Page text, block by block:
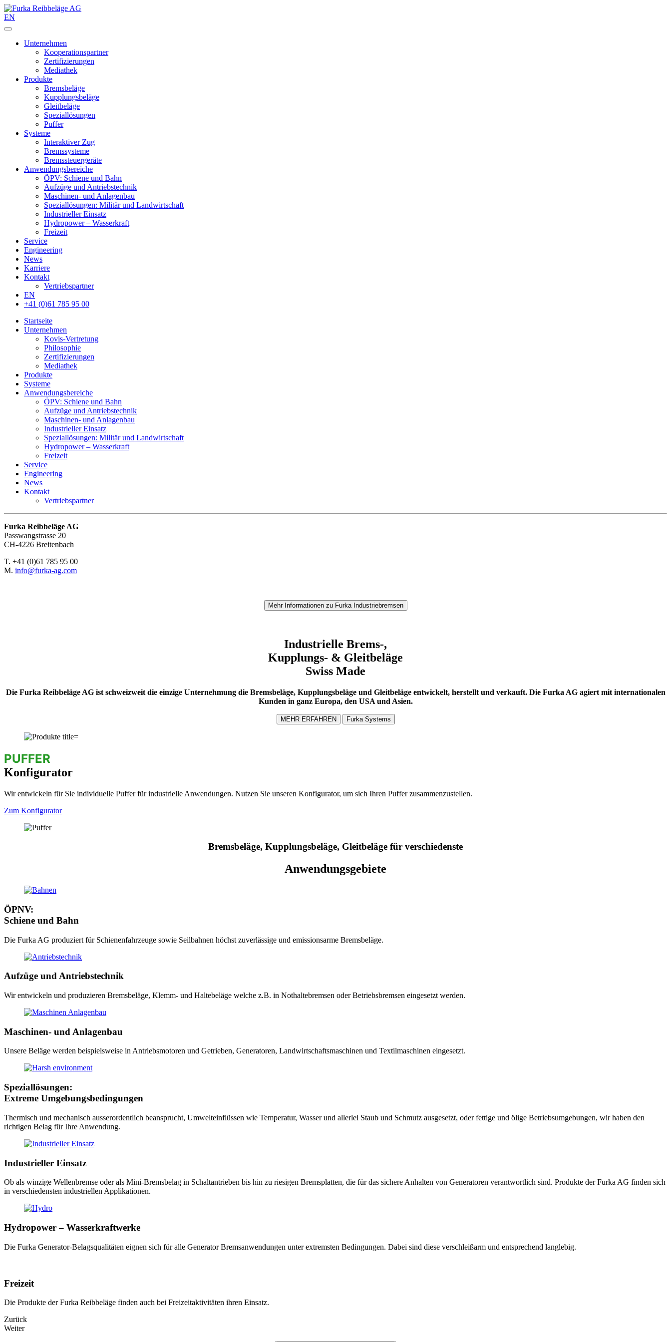
EN
Unternehmen
Kooperationspartner
Zertifizierungen
Mediathek
Produkte
Bremsbeläge
Kupplungsbeläge
Gleitbeläge
Speziallösungen
Puffer
Systeme
Interaktiver Zug
Bremssysteme
Bremssteuergeräte
Anwendungsbereiche
ÖPV: Schiene und Bahn
Aufzüge und Antriebstechnik
Maschinen- und Anlagenbau
Speziallösungen: Militär und Landwirtschaft
Industrieller Einsatz
Hydropower – Wasserkraft
Freizeit
Service
Engineering
News
Karriere
Kontakt
Vertriebspartner
EN
+41 (0)61 785 95 00
Startseite
Unternehmen
Kovis-Vertretung
Philosophie
Zertifizierungen
Mediathek
Produkte
Systeme
Anwendungsbereiche
ÖPV: Schiene und Bahn
Aufzüge und Antriebstechnik
Maschinen- und Anlagenbau
Industrieller Einsatz
Speziallösungen: Militär und Landwirtschaft
Hydropower – Wasserkraft
Freizeit
Service
Engineering
News
Kontakt
Vertriebspartner
Furka Reibbeläge AG
Passwangstrasse 20
CH-4226 Breitenbach
T. +41 (0)61 785 95 00
M. info@furka-ag.com
Mehr Informationen zu Furka Industriebremsen
Industrielle Brems-,
Kupplungs- & Gleitbeläge
Swiss Made
Die Furka Reibbeläge AG ist schweizweit die einzige Unternehmung die Bremsbeläge, Kupplungsbeläge und Gleitbeläge entwickelt, herstellt und verkauft. Die Furka AG agiert mit internationalen
Kunden in ganz Europa, den USA und Asien.
MEHR ERFAHREN Furka Systems
PUFFER
Konfigurator
Wir entwickeln für Sie individuelle Puffer für industrielle Anwendungen. Nutzen Sie unseren Konfigurator, um sich Ihren Puffer zusammenzustellen.
Zum Konfigurator
Bremsbeläge, Kupplungsbeläge, Gleitbeläge für verschiedenste
Anwendungsgebiete
ÖPNV:
Schiene und Bahn
Die Furka AG produziert für Schienenfahrzeuge sowie Seilbahnen höchst zuverlässige und emissionsarme Bremsbeläge.
Aufzüge und Antriebstechnik
Wir entwickeln und produzieren Bremsbeläge, Klemm- und Haltebeläge welche z.B. in Nothaltebremsen oder Betriebsbremsen eingesetzt werden.‬
Maschinen- und Anlagenbau
‬Unsere Beläge werden beispielsweise in Antriebsmotoren und Getrieben‭, ‬Generatoren‭, ‬Landwirtschaftsmaschinen und Textilmaschinen eingesetzt‭.‬
Speziallösungen:
Extreme Umgebungsbedingungen
Thermisch und mechanisch ausserordentlich beansprucht, Umwelteinflüssen wie Temperatur, Wasser und allerlei Staub und Schmutz ausgesetzt, oder fettige und ölige Betriebsumgebungen, wir haben den
richtigen Belag für Ihre Anwendung.
Industrieller Einsatz
‬Ob als winzige Wellenbremse oder als Mini-Bremsbelag in Schaltantrieben bis hin zu riesigen Bremsplatten‭, ‬die für das sichere Anhalten von Generatoren verantwortlich sind‭. Produkte der Furka AG finden sich
in verschiedensten industriellen Applikationen.
Hydropower – Wasserkraftwerke
Die Furka Generator-Belagsqualitäten eignen sich für alle Generator Bremsanwendungen unter extremsten Bedingungen. Dabei sind diese verschleißarm und entsprechend langlebig.
Freizeit
Die Produkte der Furka Reibbeläge finden auch bei Freizeitaktivitäten ihren Einsatz.
Zurück
Weiter